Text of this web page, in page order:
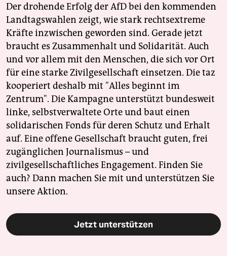
Der drohende Erfolg der AfD bei den kommenden
Landtagswahlen zeigt, wie stark rechtsextreme
Kräfte inzwischen geworden sind. Gerade jetzt
braucht es Zusammenhalt und Solidarität. Auch
und vor allem mit den Menschen, die sich vor Ort
für eine starke Zivilgesellschaft einsetzen. Die taz
kooperiert deshalb mit "Alles beginnt im
Zentrum". Die Kampagne unterstützt bundesweit
linke, selbstverwaltete Orte und baut einen
solidarischen Fonds für deren Schutz und Erhalt
auf. Eine offene Gesellschaft braucht guten, frei
zugänglichen Journalismus – und
zivilgesellschaftliches Engagement. Finden Sie
auch? Dann machen Sie mit und unterstützen Sie
unsere Aktion.
Jetzt unterstützen